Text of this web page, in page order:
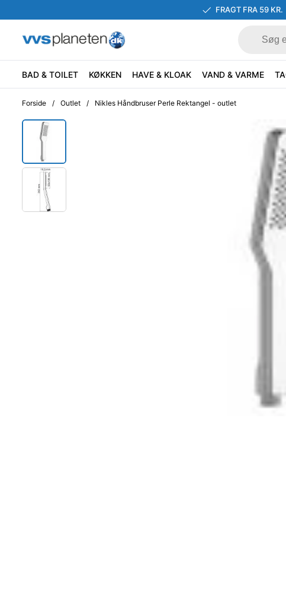
FRAGT FRA 59 KR.
BAD & TOILET KØKKEN HAVE & KLOAK VAND & VARME
Forside / Outlet / Nikles Håndbruser Perle Rektangel - outlet